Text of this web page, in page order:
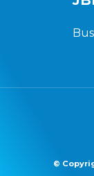
©